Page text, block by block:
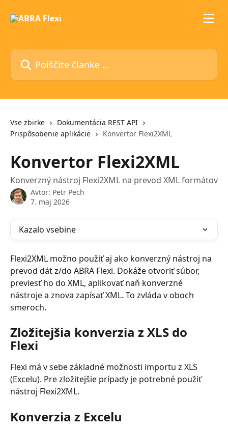
Poiščite članke ...
Vse zbirke
Dokumentácia REST API
Prispôsobenie aplikácie
Konvertor Flexi2XML
Konvertor Flexi2XML
Konverzný nástroj Flexi2XML na prevod XML formátov
Avtor: Petr Pech
7. maj 2026
Kazalo vsebine
Flexi2XML možno použiť aj ako konverzný nástroj na
prevod dát z/do ABRA Flexi. Dokáže otvoriť súbor,
previesť ho do XML, aplikovať naň konverzné
nástroje a znova zapísať XML. To zvláda v oboch
smeroch.
Zložitejšia konverzia z XLS do
Flexi
Flexi má v sebe základné možnosti importu z XLS
(Excelu). Pre zložitejšie prípady je potrebné použiť
nástroj Flexi2XML.
Konverzia z Excelu